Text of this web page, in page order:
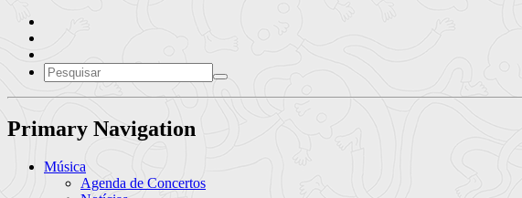
Primary Navigation
Música
Agenda de Concertos